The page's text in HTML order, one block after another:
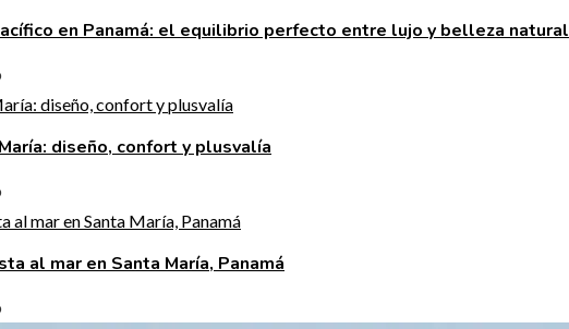
en Panamá: el equilibrio perfecto entre lujo y belleza natural
diseño, confort y plusvalía
al mar en Santa María, Panamá